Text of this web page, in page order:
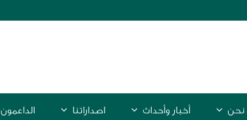
أخبار وأحداث اصداراتنا الداعمون